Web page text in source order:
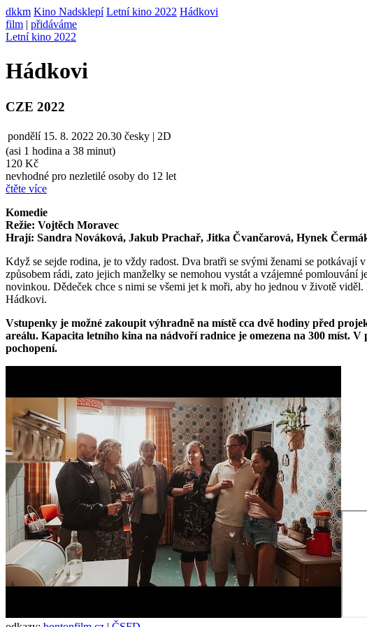
dkkm Kino Nadsklepí Letní kino 2022 Hádkovi
film | přidáváme
Letní kino 2022
Hádkovi
CZE 2022
pondělí 15. 8. 2022 20.30 česky | 2D
(asi 1 hodina a 38 minut)
120 Kč
nevhodné pro nezletilé osoby do 12 let
čtěte více
Komedie
Režie: Vojtěch Moravec
Hrají: Sandra Nováková, Jakub Prachař, Jitka Čvančarová, Hynek
Když se sejde rodina, je to vždy radost. Dva bratři se svými ženami se
způsobem rádi, zato jejich manželky se nemohou vystát a vzájemné
novinkou. Dědeček chce s nimi se všemi jet k moři, aby ho jednou v životě
Hádkovi.
Vstupenky je možné zakoupit výhradně na místě cca dvě hodiny před
areálu. Kapacita letního kina na nádvoří radnice je omezena na 300 míst.
pochopení.